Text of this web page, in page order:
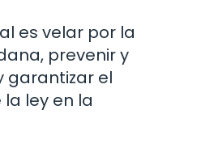
es velar por la
prevenir y
garantizar el
ley en la